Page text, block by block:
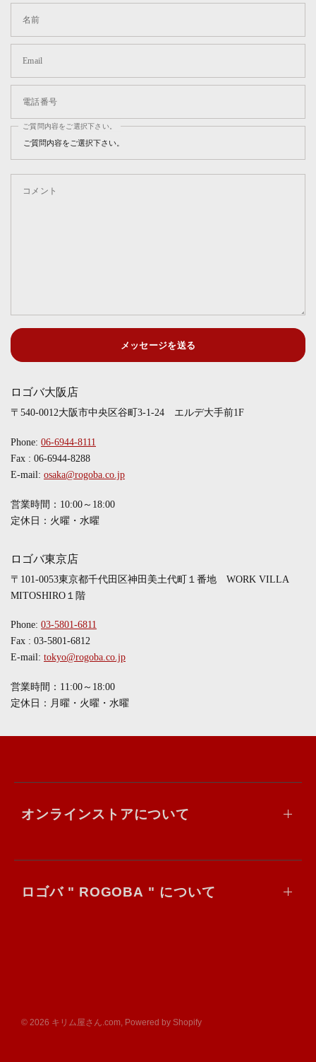
名前
Email
電話番号
ご質問内容をご選択下さい。
コメント
メッセージを送る
ロゴバ大阪店
〒540-0012大阪市中央区谷町3-1-24 エルデ大手前1F
Phone:06-6944-8111
Fax : 06-6944-8288
E-mail:osaka@rogoba.co.jp
営業時間：10:00～18:00
定休日：火曜・水曜
ロゴバ東京店
〒101-0053東京都千代田区神田美土代町１番地 WORK VILLA
MITOSHIRO１階
Phone:03-5801-6811
Fax : 03-5801-6812
E-mail:tokyo@rogoba.co.jp
営業時間：11:00～18:00
定休日：月曜・火曜・水曜
オンラインストアについて
ロゴバ " ROGOBA " について
© 2026 キリム屋さん.com, Powered by Shopify